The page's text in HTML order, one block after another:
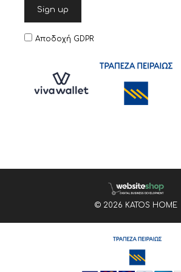
Αποδοχή GDPR
© 2026 KATOS HOME